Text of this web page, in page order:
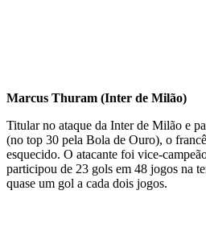
Marcus Thuram (Inter de Milão)
Titular no ataque da Inter de Milão e
(no top 30 pela Bola de Ouro), o
esquecido. O atacante foi vice-
participou de 23 gols em 48 jogos na
quase um gol a cada dois jogos.